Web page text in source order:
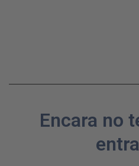
Encara no